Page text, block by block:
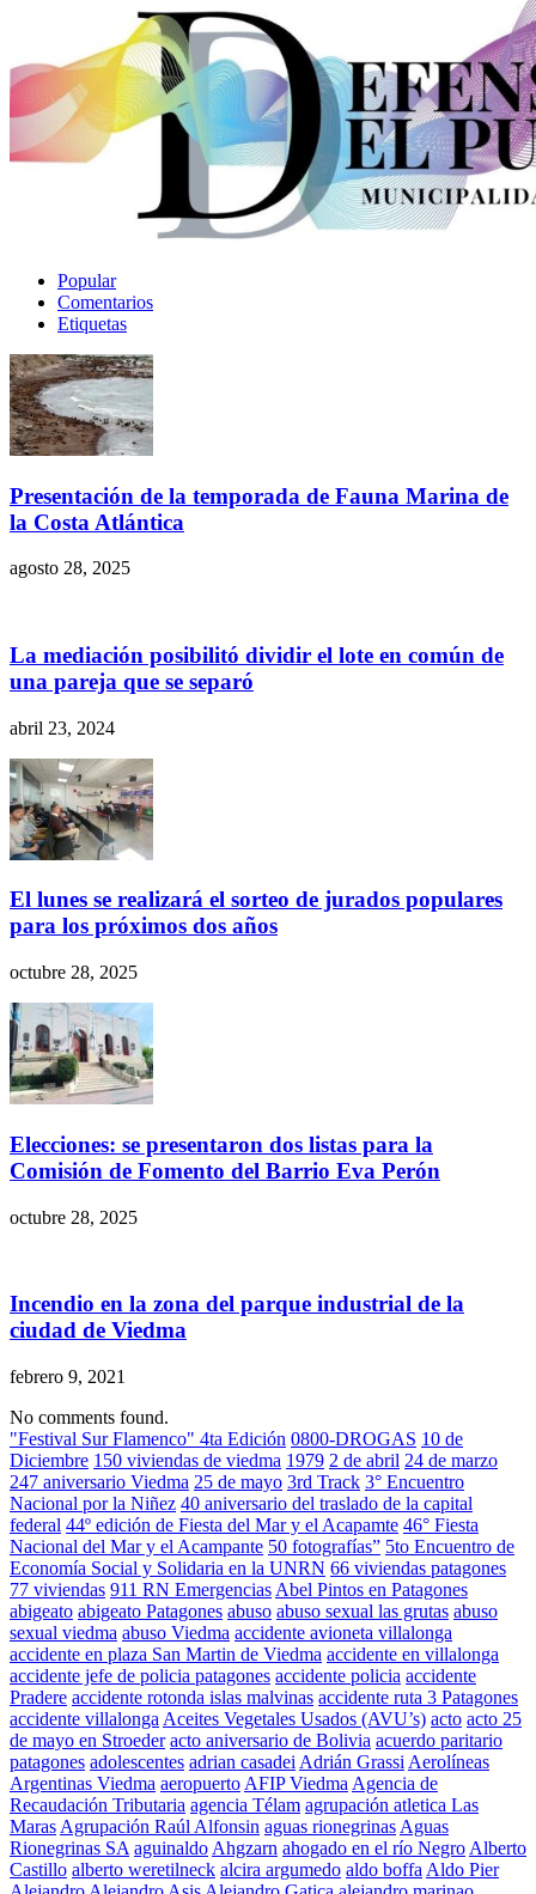
Popular
Comentarios
Etiquetas
Presentación de la temporada de Fauna Marina de
la Costa Atlántica
agosto 28, 2025
La mediación posibilitó dividir el lote en común de
una pareja que se separó
abril 23, 2024
El lunes se realizará el sorteo de jurados populares
para los próximos dos años
octubre 28, 2025
Elecciones: se presentaron dos listas para la
Comisión de Fomento del Barrio Eva Perón
octubre 28, 2025
Incendio en la zona del parque industrial de la
ciudad de Viedma
febrero 9, 2021
No comments found.
"Festival Sur Flamenco" 4ta Edición 0800-DROGAS 10 de
Diciembre 150 viviendas de viedma 1979 2 de abril 24 de marzo
247 aniversario Viedma 25 de mayo 3rd Track 3° Encuentro
Nacional por la Niñez 40 aniversario del traslado de la capital
federal 44º edición de Fiesta del Mar y el Acapamte 46° Fiesta
Nacional del Mar y el Acampante 50 fotografías” 5to Encuentro de
Economía Social y Solidaria en la UNRN 66 viviendas patagones
77 viviendas 911 RN Emergencias Abel Pintos en Patagones
abigeato abigeato Patagones abuso abuso sexual las grutas abuso
sexual viedma abuso Viedma accidente avioneta villalonga
accidente en plaza San Martin de Viedma accidente en villalonga
accidente jefe de policia patagones accidente policia accidente
Pradere accidente rotonda islas malvinas accidente ruta 3 Patagones
accidente villalonga Aceites Vegetales Usados (AVU’s) acto acto 25
de mayo en Stroeder acto aniversario de Bolivia acuerdo paritario
patagones adolescentes adrian casadei Adrián Grassi Aerolíneas
Argentinas Viedma aeropuerto AFIP Viedma Agencia de
Recaudación Tributaria agencia Télam agrupación atletica Las
Maras Agrupación Raúl Alfonsin aguas rionegrinas Aguas
Rionegrinas SA aguinaldo Ahgzarn ahogado en el río Negro Alberto
Castillo alberto weretilneck alcira argumedo aldo boffa Aldo Pier